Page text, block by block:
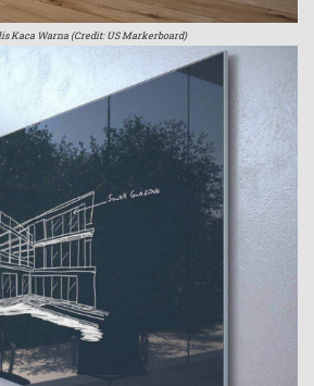
Kaca Warna (Credit: US Markerboard)